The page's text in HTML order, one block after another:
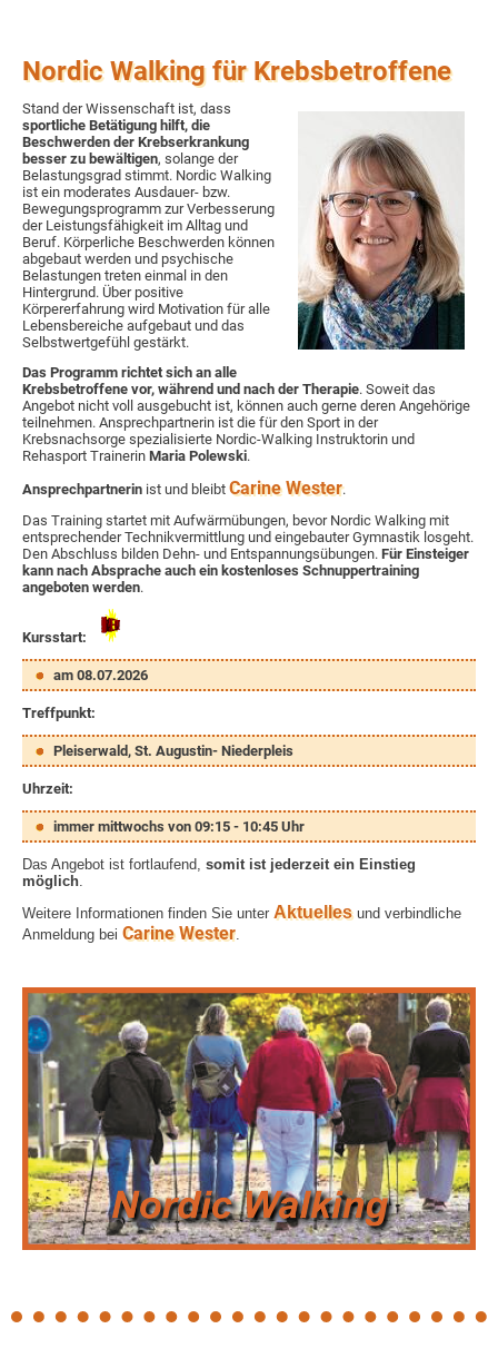
Nordic Walking für Krebsbetroffene
Stand der Wissenschaft ist, dass
sportliche Betätigung hilft, die
Beschwerden der Krebserkrankung
besser zu bewältigen, solange der
Belastungsgrad stimmt. Nordic Walking
ist ein moderates Ausdauer- bzw.
Bewegungsprogramm zur Verbesserung
der Leistungsfähigkeit im Alltag und
Beruf. Körperliche Beschwerden können
abgebaut werden und psychische
Belastungen treten einmal in den
Hintergrund. Über positive
Körpererfahrung wird Motivation für alle
Lebensbereiche aufgebaut und das
Selbstwertgefühl gestärkt.
Das Programm richtet sich an alle
Krebsbetroffene vor, während und nach der Therapie. Soweit das
Angebot nicht voll ausgebucht ist, können auch gerne deren Angehörige
teilnehmen. Ansprechpartnerin ist die für den Sport in der
Krebsnachsorge spezialisierte Nordic-Walking Instruktorin und
Rehasport Trainerin Maria Polewski.
Ansprechpartnerin ist und bleibt Carine Wester.
Das Training startet mit Aufwärmübungen, bevor Nordic Walking mit
entsprechender Technikvermittlung und eingebauter Gymnastik losgeht.
Den Abschluss bilden Dehn- und Entspannungsübungen. Für Einsteiger
kann nach Absprache auch ein kostenloses Schnuppertraining
angeboten werden.
Kursstart:
am 08.07.2026
Treffpunkt:
Pleiserwald, St. Augustin- Niederpleis
Uhrzeit:
immer mittwochs von 09:15 - 10:45 Uhr
Das Angebot ist fortlaufend, somit ist jederzeit ein Einstieg
möglich
Weitere Informationen finden Sie unter Aktuellesund verbindliche
Anmeldung bei Carine Wester